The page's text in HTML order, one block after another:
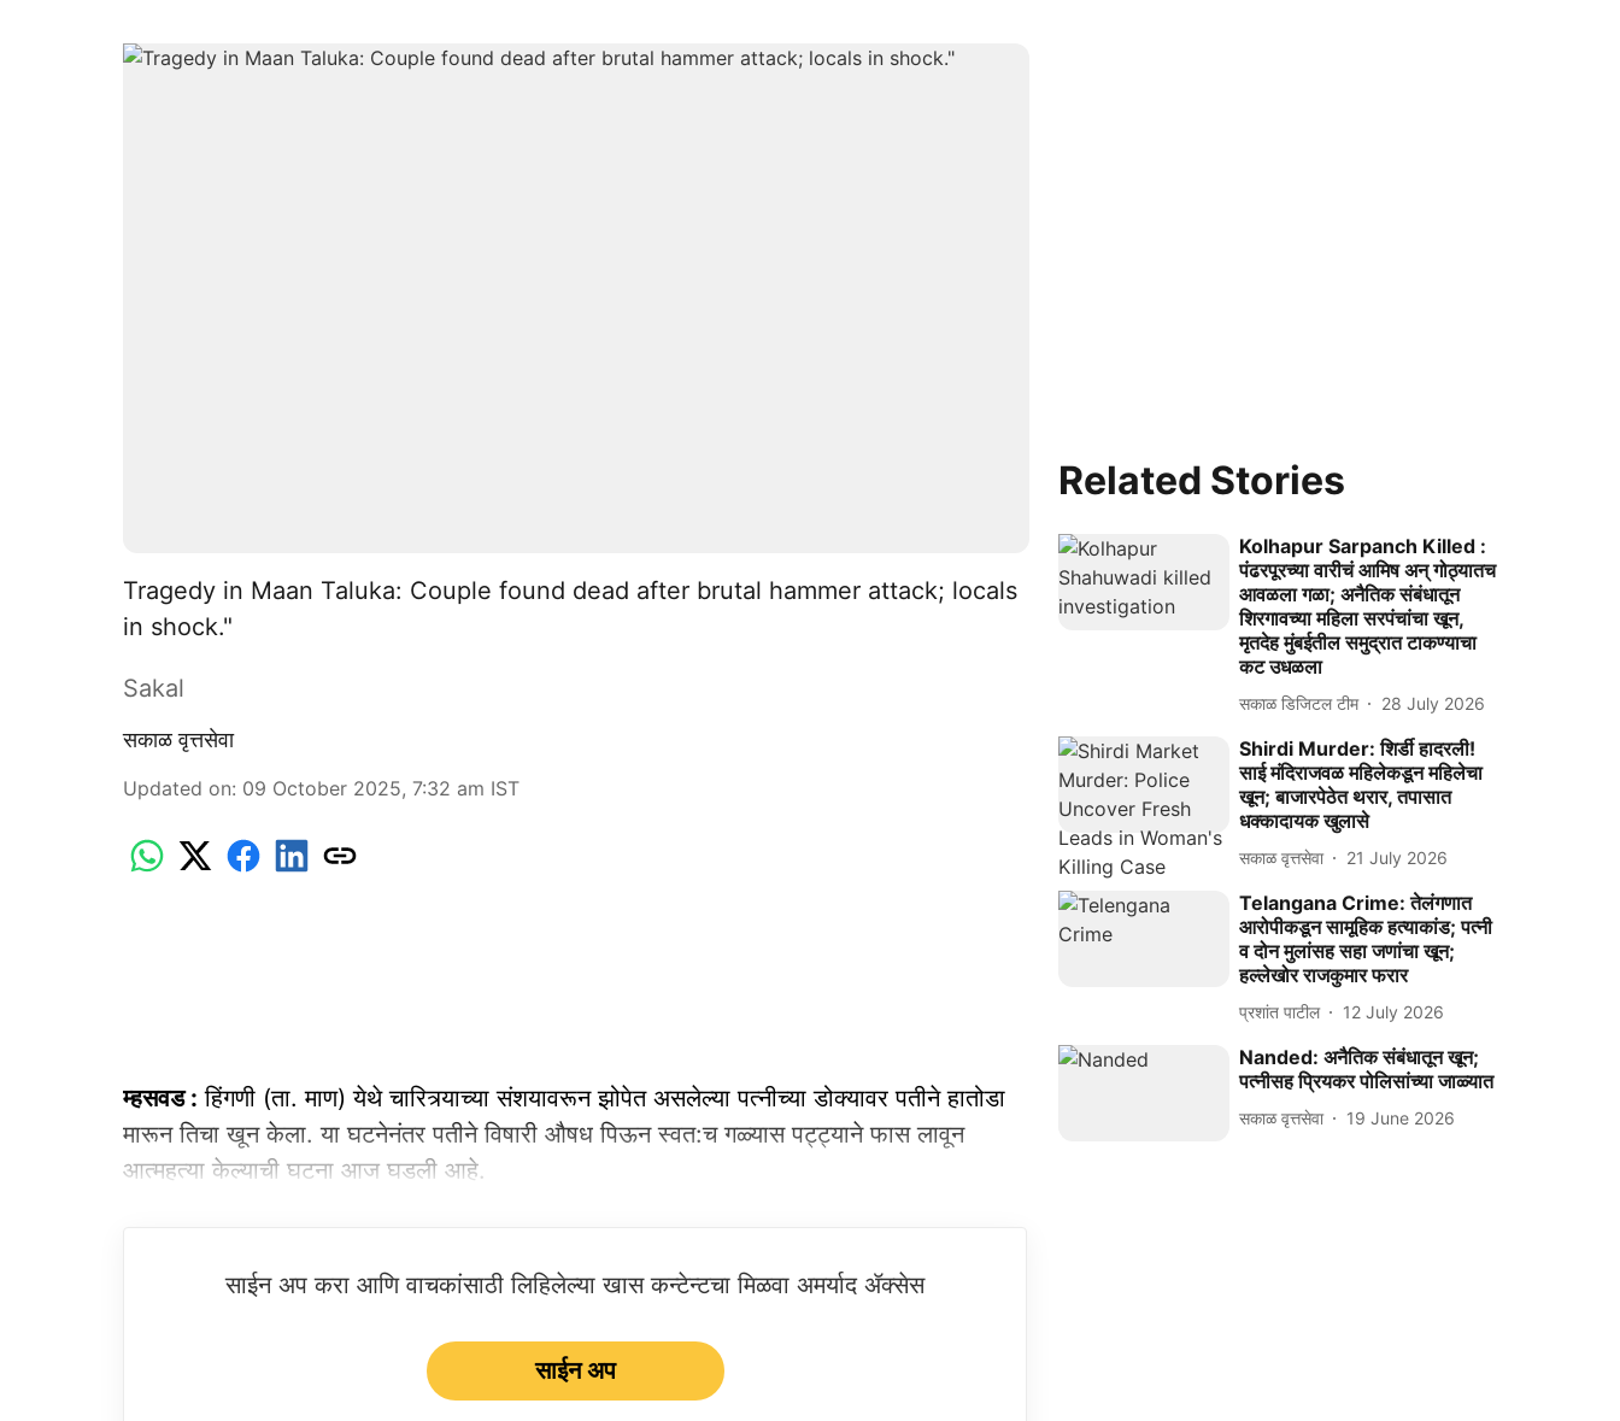
Tragedy in Maan Taluka: Couple found dead after brutal hammer attack; locals
in shock."
Sakal
सकाळ वृत्तसेवा
Updated on: 09 October 2025, 7:32 am IST
म्हसवड : हिंगणी (ता. माण) येथे चारित्र्याच्या संशयावरून झोपेत असलेल्या पत्नीच्या डोक्यावर पतीने हातोडा
मारून तिचा खून केला. या घटनेनंतर पतीने विषारी औषध पिऊन स्वत:च गळ्यास पट्ट्याने फास लावून
आत्महत्या केल्याची घटना आज घडली आहे.
साईन अप करा आणि वाचकांसाठी लिहिलेल्या खास कन्टेन्टचा मिळवा अमर्याद ॲक्सेस
साईन अप
Related Stories
Kolhapur Sarpanch Killed :
पंढरपूरच्या वारीचं आमिष अन् गोठ्यातच
आवळला गळा; अनैतिक संबंधातून
शिरगावच्या महिला सरपंचांचा खून,
मृतदेह मुंबईतील समुद्रात टाकण्याचा
कट उधळला
सकाळ डिजिटल टीम 28 July 2026
Shirdi Murder: शिर्डी हादरली!
साई मंदिराजवळ महिलेकडून महिलेचा
खून; बाजारपेठेत थरार, तपासात
धक्कादायक खुलासे
सकाळ वृत्तसेवा 21 July 2026
Telangana Crime: तेलंगणात
आरोपीकडून सामूहिक हत्याकांड; पत्नी
व दोन मुलांसह सहा जणांचा खून;
हल्लेखोर राजकुमार फरार
प्रशांत पाटील 12 July 2026
Nanded: अनैतिक संबंधातून खून;
पत्नीसह प्रियकर पोलिसांच्या जाळ्यात
सकाळ वृत्तसेवा 19 June 2026